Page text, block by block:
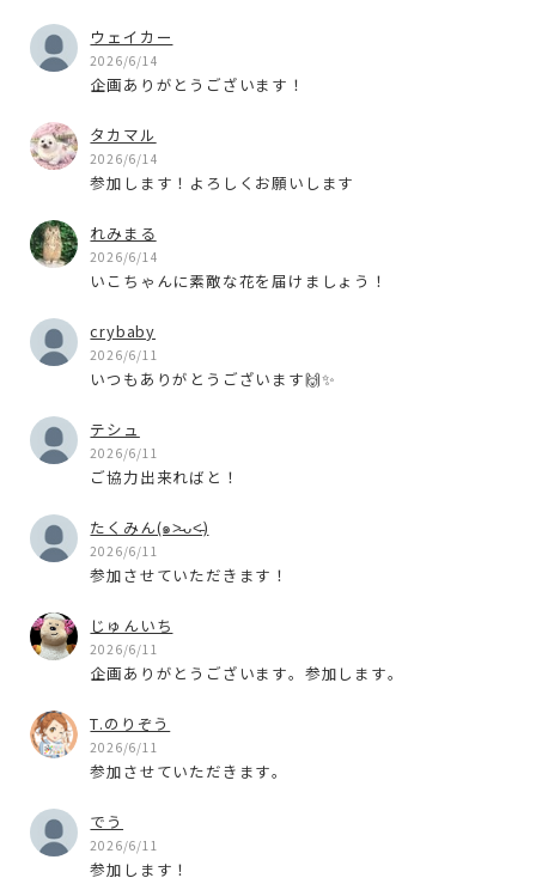
ウェイカー
2026/6/14
企画ありがとうございます！
タカマル
2026/6/14
参加します！よろしくお願いします
れみまる
2026/6/14
いこちゃんに素敵な花を届けましょう！
crybaby
2026/6/11
いつもありがとうございます🙌✨
テシュ
2026/6/11
ご協力出来ればと！
たくみん(๑˃̵ᴗ˂̵)
2026/6/11
参加させていただきます！
じゅんいち
2026/6/11
企画ありがとうございます。参加します。
T.のりぞう
2026/6/11
参加させていただきます。
でう
2026/6/11
参加します！